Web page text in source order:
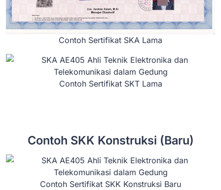
Contoh Sertifikat SKA Lama
Contoh Sertifikat SKT Lama
Contoh SKK Konstruksi (Baru)
Contoh Sertifikat SKK Konstruksi Baru